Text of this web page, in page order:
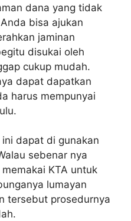
dana yang tidak
bisa ajukan
jaminan
disukai oleh
cukup mudah.
dapat dapatkan
harus mempunyai
dapat di gunakan
sebenar nya
KTA untuk
lumayan
tersebut prosedurnya